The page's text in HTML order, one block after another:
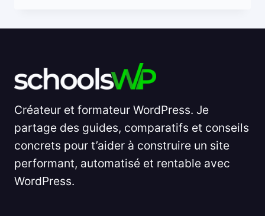
Créateur et formateur WordPress. Je
partage des guides, comparatifs et conseils
concrets pour t’aider à construire un site
performant, automatisé et rentable avec
WordPress.